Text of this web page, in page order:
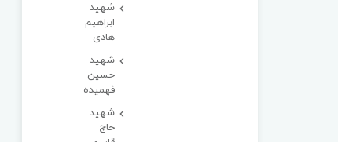
شهید
ابراهیم
هادی
شهید
حسین
فهمیده
شهید
حاج